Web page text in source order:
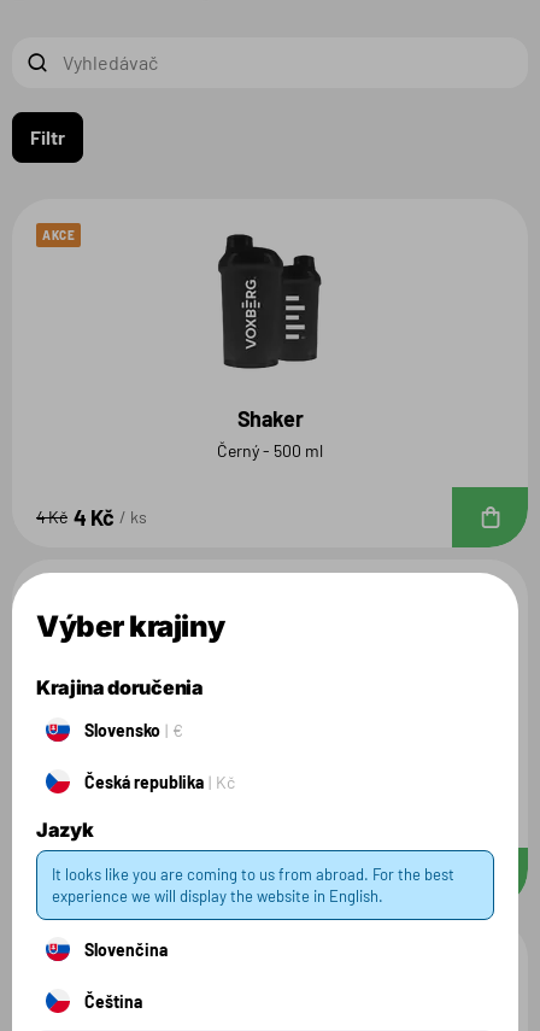
Filtr
AKCE
Shaker
Černý - 500 ml
4 Kč 4 Kč ks
4 Kč 4 Kč ks
Výber krajiny
Krajina doručenia
Slovensko €
Česká republika Kč
Jazyk
It looks like you are coming to us from abroad. For the best
experience we will display the website in English.
Slovenčina
Čeština